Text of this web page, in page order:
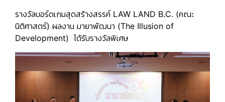
รางวัลบอร์ดเกมสุดสร้างสรรค์LAW LAND B.C. (คณะ
นิติศาสตร์) ผลงาน มายาพัฒนา (The Illusion of
Development) ได้รับรางวัลพิเศษ